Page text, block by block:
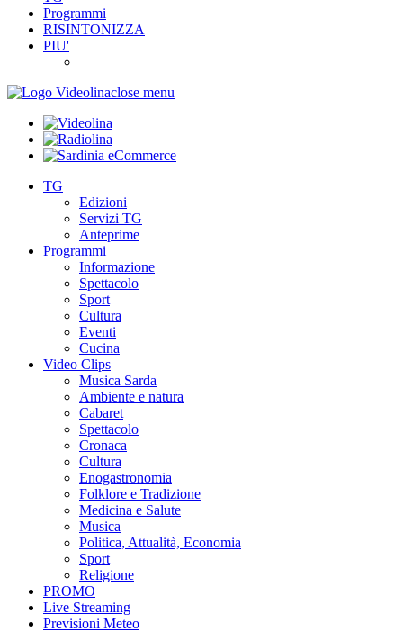
Programmi
RISINTONIZZA
PIU'
close menu
TG
Edizioni
Servizi TG
Anteprime
Programmi
Informazione
Spettacolo
Sport
Cultura
Eventi
Cucina
Video Clips
Musica Sarda
Ambiente e natura
Cabaret
Spettacolo
Cronaca
Cultura
Enogastronomia
Folklore e Tradizione
Medicina e Salute
Musica
Politica, Attualità, Economia
Sport
Religione
PROMO
Live Streaming
Previsioni Meteo